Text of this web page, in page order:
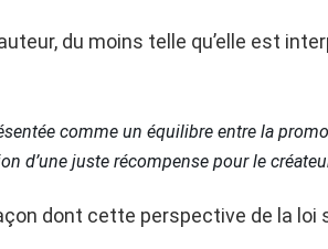
du moins telle qu’elle est
comme un équilibre entre la
d’une juste récompense pour le
dont cette perspective de la loi